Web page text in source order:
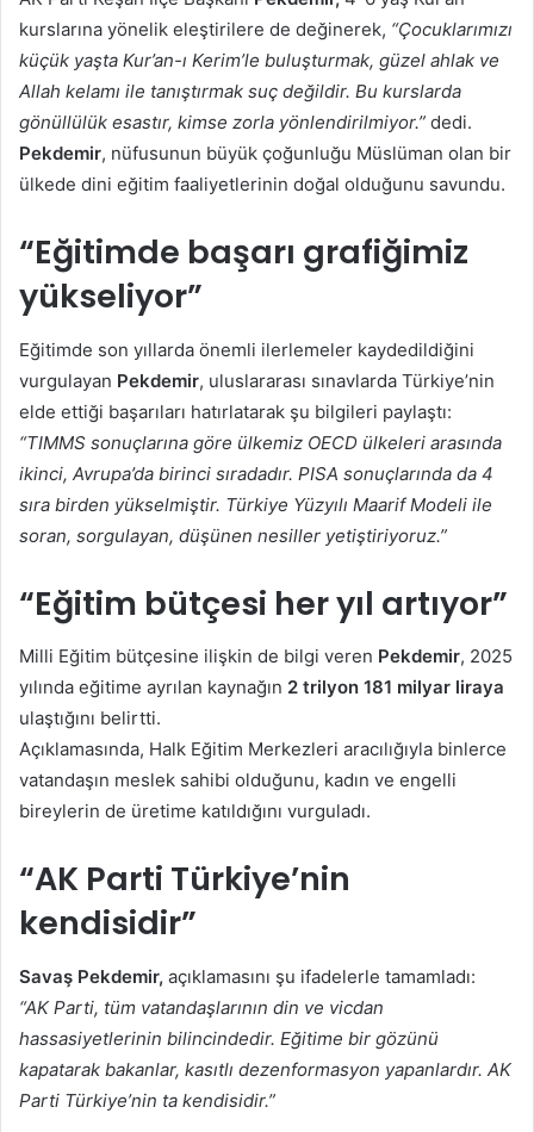
kurslarına yönelik eleştirilere de değinerek, “Çocuklarımızı
küçük yaşta Kur’an-ı Kerim’le buluşturmak, güzel ahlak ve
Allah kelamı ile tanıştırmak suç değildir. Bu kurslarda
gönüllülük esastır, kimse zorla yönlendirilmiyor.” dedi.
Pekdemir, nüfusunun büyük çoğunluğu Müslüman olan bir
ülkede dini eğitim faaliyetlerinin doğal olduğunu savundu.
“Eğitimde başarı grafiğimiz
yükseliyor”
Eğitimde son yıllarda önemli ilerlemeler kaydedildiğini
vurgulayan Pekdemir, uluslararası sınavlarda Türkiye’nin
elde ettiği başarıları hatırlatarak şu bilgileri paylaştı:
“TIMMS sonuçlarına göre ülkemiz OECD ülkeleri arasında
ikinci, Avrupa’da birinci sıradadır. PISA sonuçlarında da 4
sıra birden yükselmiştir. Türkiye Yüzyılı Maarif Modeli ile
soran, sorgulayan, düşünen nesiller yetiştiriyoruz.”
“Eğitim bütçesi her yıl artıyor”
Milli Eğitim bütçesine ilişkin de bilgi veren Pekdemir, 2025
yılında eğitime ayrılan kaynağın 2 trilyon 181 milyar liraya
ulaştığını belirtti.
Açıklamasında, Halk Eğitim Merkezleri aracılığıyla binlerce
vatandaşın meslek sahibi olduğunu, kadın ve engelli
bireylerin de üretime katıldığını vurguladı.
“AK Parti Türkiye’nin
kendisidir”
Savaş Pekdemir, açıklamasını şu ifadelerle tamamladı:
“AK Parti, tüm vatandaşlarının din ve vicdan
hassasiyetlerinin bilincindedir. Eğitime bir gözünü
kapatarak bakanlar, kasıtlı dezenformasyon yapanlardır. AK
Parti Türkiye’nin ta kendisidir.”